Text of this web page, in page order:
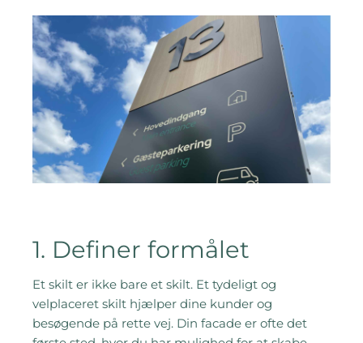
1. Definer formålet
Et skilt er ikke bare et skilt. Et tydeligt og
velplaceret skilt hjælper dine kunder og
besøgende på rette vej. Din facade er ofte det